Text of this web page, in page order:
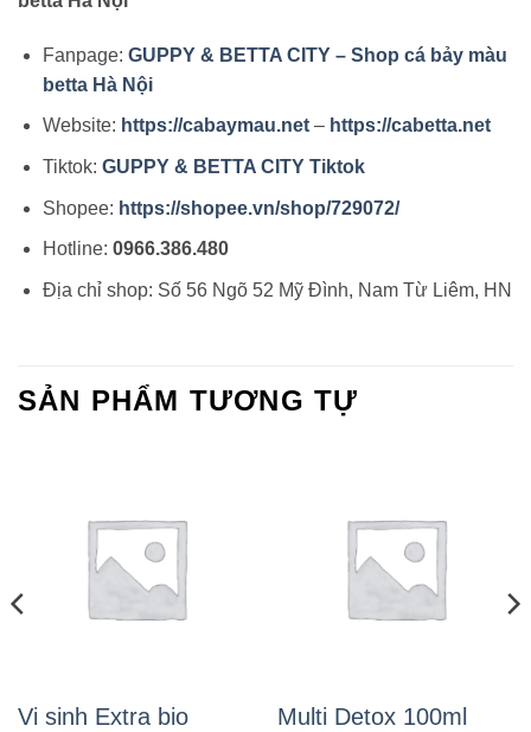
Fanpage: GUPPY & BETTA CITY – Shop cá bảy màu
betta Hà Nội
Website: https://cabaymau.net– https://cabetta.net
Tiktok: GUPPY & BETTA CITY Tiktok
Shopee: https://shopee.vn/shop/729072/
Hotline: 0966.386.480
Địa chỉ shop: Số 56 Ngõ 52 Mỹ Đình, Nam Từ Liêm, HN
SẢN PHẨM TƯƠNG TỰ
Vi sinh Extra bio
Multi Detox 100ml